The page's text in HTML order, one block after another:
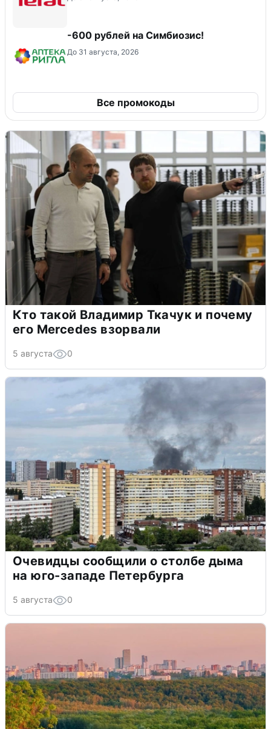
-600 рублей на Симбиозис!
До 31 августа, 2026
Все промокоды
Кто такой Владимир Ткачук и почему
его Mercedes взорвали
5 августа 0
Очевидцы сообщили о столбе дыма
на юго-западе Петербурга
5 августа 0